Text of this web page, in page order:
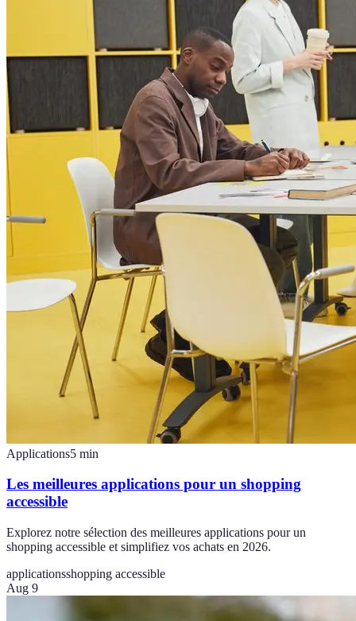
Applications5 min
Les meilleures applications pour un shopping
accessible
Explorez notre sélection des meilleures applications pour un
shopping accessible et simplifiez vos achats en 2026.
applicationsshopping accessible
Aug 9